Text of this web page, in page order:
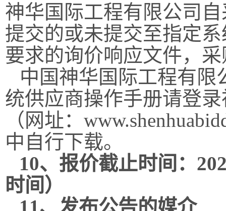
神华国际工程有限公司
提交的或未提交至指定
要求的询价响应文件，
中国神华国际工程有限
统供应商操作手册请登
（网址：
中自行下载。
10、报价截止时间：
时间）